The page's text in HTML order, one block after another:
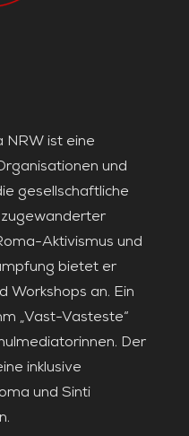
NRW ist eine
und
gesellschaftliche
zugewanderter
Aktivismus und
bietet er
Workshops an. Ein
„Vast-Vasteste“
Der
inklusive
und Sinti